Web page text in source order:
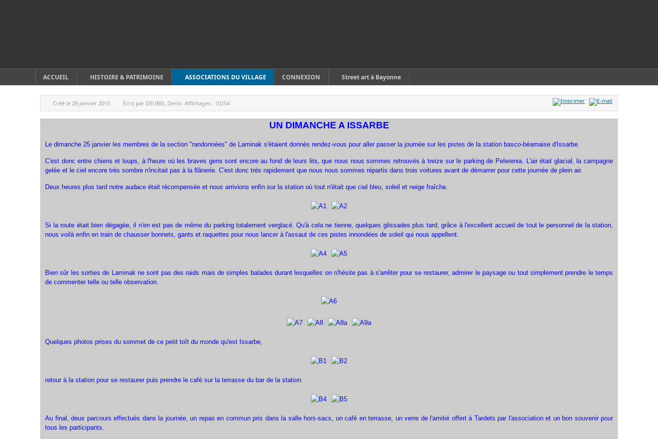
ACCUEIL HISTOIRE & PATRIMOINE ASSOCIATIONS DU VILLAGE CONNEXION Street art à Bayonne
Créé le 28 janvier 2015 Écrit par DEUBEL Denis Affichages : 10254
UN DIMANCHE A ISSARBE
Le dimanche 25 janvier les membres de la section "randonnées" de Laminak s'étaient donnés rendez-vous pour aller passer la journée sur les pistes de la station basco-béarnaise d'Issarbe.
C'est donc entre chiens et loups, à l'heure où les braves gens sont encore au fond de leurs lits, que nous nous sommes retrouvés à treize sur le parking de Pelerenia. L'air était glacial, la campagne
gelée et le ciel encore très sombre n'incitait pas à la flânerie. C'est donc très rapidement que nous nous sommes répartis dans trois voitures avant de démarrer pour cette journée de plein air.
Deux heures plus tard notre audace était récompensée et nous arrivions enfin sur la station où tout n'était que ciel bleu, soleil et neige fraîche.
Si la route était bien dégagée, il n'en est pas de même du parking totalement verglacé. Qu'à cela ne tienne, quelques glissades plus tard, grâce à l'excellent accueil de tout le personnel de la station,
nous voilà enfin en train de chausser bonnets, gants et raquettes pour nous lancer à l'assaut de ces pistes innondées de soleil qui nous appellent.
Bien sûr les sorties de Laminak ne sont pas des raids mais de simples balades durant lesquelles on n'hésite pas à s'arrêter pour se restaurer, admirer le paysage ou tout simplement prendre le temps
de commenter telle ou telle observation.
Quelques photos prises du sommet de ce petit toît du monde qu'est Issarbe,
retour à la station pour se restaurer puis prendre le café sur la terrasse du bar de la station.
Au final, deux parcours effectués dans la journée, un repas en commun pris dans la salle hors-sacs, un café en terrasse, un verre de l'amitié offert à Tardets par l'association et un bon souvenir pour
tous les participants.